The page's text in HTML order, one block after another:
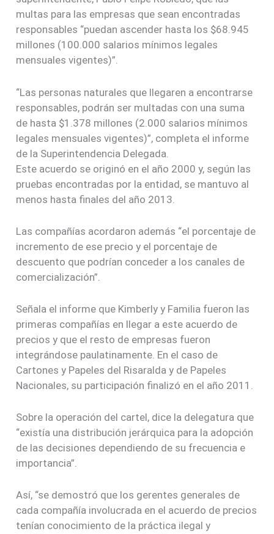
multas para las empresas que sean encontradas
responsables “puedan ascender hasta los $68.945
millones (100.000 salarios mínimos legales
mensuales vigentes)”.
“Las personas naturales que llegaren a encontrarse
responsables, podrán ser multadas con una suma
de hasta $1.378 millones (2.000 salarios mínimos
legales mensuales vigentes)”, completa el informe
de la Superintendencia Delegada.
Este acuerdo se originó en el año 2000 y, según las
pruebas encontradas por la entidad, se mantuvo al
menos hasta finales del año 2013.
Las compañías acordaron además “el porcentaje de
incremento de ese precio y el porcentaje de
descuento que podrían conceder a los canales de
comercialización”.
Señala el informe que Kimberly y Familia fueron las
primeras compañías en llegar a este acuerdo de
precios y que el resto de empresas fueron
integrándose paulatinamente. En el caso de
Cartones y Papeles del Risaralda y de Papeles
Nacionales, su participación finalizó en el año 2011.
Sobre la operación del cartel, dice la delegatura que
“existía una distribución jerárquica para la adopción
de las decisiones dependiendo de su frecuencia e
importancia”.
Así, “se demostró que los gerentes generales de
cada compañía involucrada en el acuerdo de precios
tenían conocimiento de la práctica ilegal y